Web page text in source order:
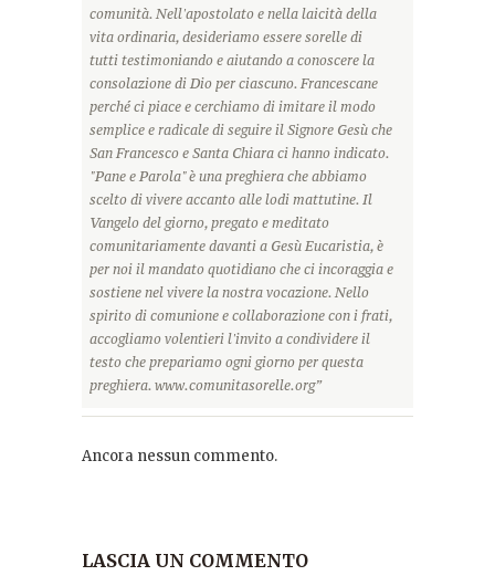
comunità. Nell'apostolato e nella laicità della
vita ordinaria, desideriamo essere sorelle di
tutti testimoniando e aiutando a conoscere la
consolazione di Dio per ciascuno. Francescane
perché ci piace e cerchiamo di imitare il modo
semplice e radicale di seguire il Signore Gesù che
San Francesco e Santa Chiara ci hanno indicato.
"Pane e Parola" è una preghiera che abbiamo
scelto di vivere accanto alle lodi mattutine. Il
Vangelo del giorno, pregato e meditato
comunitariamente davanti a Gesù Eucaristia, è
per noi il mandato quotidiano che ci incoraggia e
sostiene nel vivere la nostra vocazione. Nello
spirito di comunione e collaborazione con i frati,
accogliamo volentieri l'invito a condividere il
testo che prepariamo ogni giorno per questa
preghiera. www.comunitasorelle.org”
Ancora nessun commento.
LASCIA UN COMMENTO